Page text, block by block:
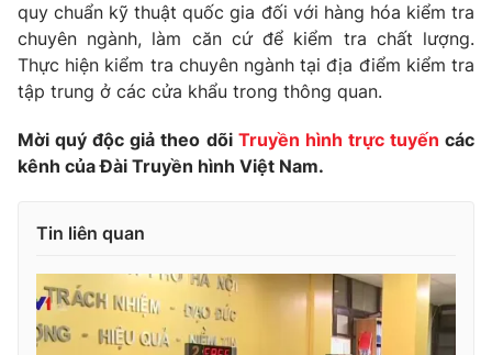
VTV Money VTV Thể thao
VTV Sức khoẻ Bất động sản
Thị trường 24h Tấm lòng Việt
VTV9 VTV8
Liên hệ tòa soạn
quy chuẩn kỹ thuật quốc gia đối với hàng hóa kiểm tra
chuyên ngành, làm căn cứ để kiểm tra chất lượng.
Thực hiện kiểm tra chuyên ngành tại địa điểm kiểm tra
tập trung ở các cửa khẩu trong thông quan.
Mời quý độc giả theo dõi Truyền hình trực tuyến các
kênh của Đài Truyền hình Việt Nam.
Tin liên quan